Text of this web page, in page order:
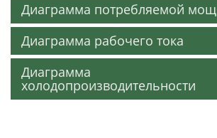
Диаграмма потребляемой
Диаграмма рабочего тока
Диаграмма
холодопроизводительности